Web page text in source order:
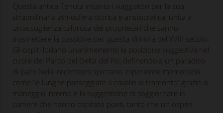
Questa antica Tenuta incanta i viaggiatori per la sua
straordinaria atmosfera storica e aristocratica, unita a
un'accoglienza calorosa dei proprietari che sanno
trasmettere la passione per questa dimora del XVIII secolo.
Gli ospiti lodano unanimemente la posizione suggestiva nel
cuore del Parco del Delta del Po, definendola un paradiso
di pace.Nelle recensioni spiccano esperienze memorabili
come 'le lunghe passeggiate a cavallo al tramonto' grazie al
maneggio interno e la suggestione di soggiornare in
camere che hanno ospitato poeti, tanto che un ospite